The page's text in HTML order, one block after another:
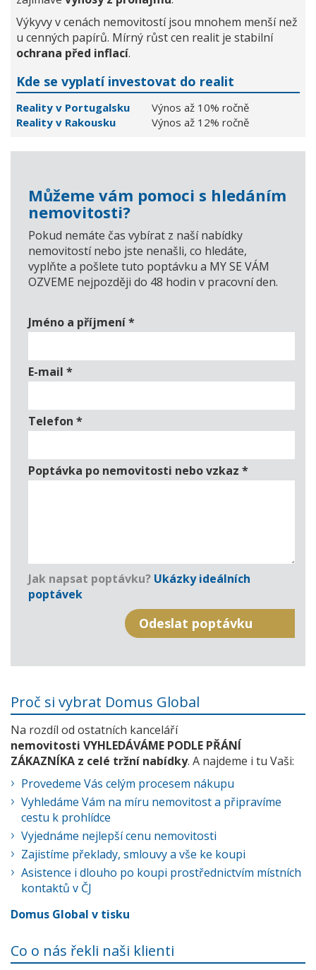
Výkyvy v cenách nemovitostí jsou mnohem menší než
u cenných papírů. Mírný růst cen realit je stabilní
ochrana před inflací.
Kde se vyplatí investovat do realit
Reality v Portugalsku
Výnos až 10% ročně
Reality v Rakousku
Výnos až 12% ročně
Můžeme vám pomoci s hledáním
nemovitosti?
Pokud nemáte čas vybírat z naší nabídky
nemovitostí nebo jste nenašli, co hledáte,
vyplňte a pošlete tuto poptávku a MY SE VÁM
OZVEME nejpozději do 48 hodin v pracovní den.
Jméno a příjmení*
E-mail *
Telefon *
Poptávka po nemovitosti nebo vzkaz *
Jak napsat poptávku? Ukázky ideálních
poptávek
Proč si vybrat Domus Global
Na rozdíl od ostatních kanceláří
nemovitosti VYHLEDÁVÁME PODLE PŘÁNÍ
ZÁKAZNÍKA z celé tržní nabídky. A najdeme i tu Vaši:
Provedeme Vás celým procesem nákupu
Vyhledáme Vám na míru nemovitost a připravíme
cestu k prohlídce
Vyjednáme nejlepší cenu nemovitosti
Zajistíme překlady, smlouvy a vše ke koupi
Asistence i dlouho po koupi prostřednictvím místních
kontaktů v ČJ
Domus Global v tisku
Co o nás řekli naši klienti